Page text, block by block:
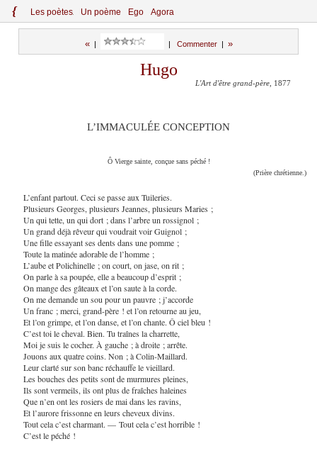
{ Les poètes Un poème Ego Agora
«| Commenter| »
Hugo
L'Art d'être grand-père , 1877
L’IMMACULÉE CONCEPTION
Ô Vierge sainte, conçue sans péché !
(Prière chrétienne.)
L’enfant partout. Ceci se passe aux Tuileries.
Plusieurs Georges, plusieurs Jeannes, plusieurs Maries ;
Un qui tette, un qui dort ; dans l’arbre un rossignol ;
Un grand déjà rêveur qui voudrait voir Guignol ;
Une fille essayant ses dents dans une pomme ;
Toute la matinée adorable de l’homme ;
L’aube et Polichinelle ; on court, on jase, on rit ;
On parle à sa poupée, elle a beaucoup d’esprit ;
On mange des gâteaux et l’on saute à la corde.
On me demande un sou pour un pauvre ; j’accorde
Un franc ; merci, grand-père ! et l’on retourne au jeu,
Et l’on grimpe, et l’on danse, et l’on chante. Ô ciel bleu !
C’est toi le cheval. Bien. Tu traînes la charrette,
Moi je suis le cocher. À gauche ; à droite ; arrête.
Jouons aux quatre coins. Non ; à Colin-Maillard.
Leur clarté sur son banc réchauffe le vieillard.
Les bouches des petits sont de murmures pleines,
Ils sont vermeils, ils ont plus de fraîches haleines
Que n’en ont les rosiers de mai dans les ravins,
Et l’aurore frissonne en leurs cheveux divins.
Tout cela c’est charmant. — Tout cela c’est horrible !
C’est le péché !